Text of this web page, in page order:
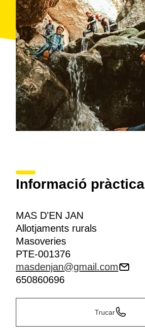
Informació pràctica
MAS D'EN JAN
Allotjaments rurals
Masoveries
PTE-001376
masdenjan@gmail.com
650860696
Trucar